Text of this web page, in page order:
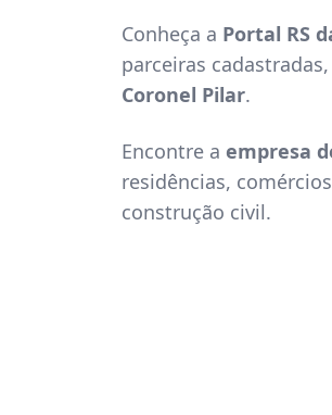
Conheça a Portal RS
parceiras
Coronel Pilar.
Encontre a empresa
residências,
construção civil.